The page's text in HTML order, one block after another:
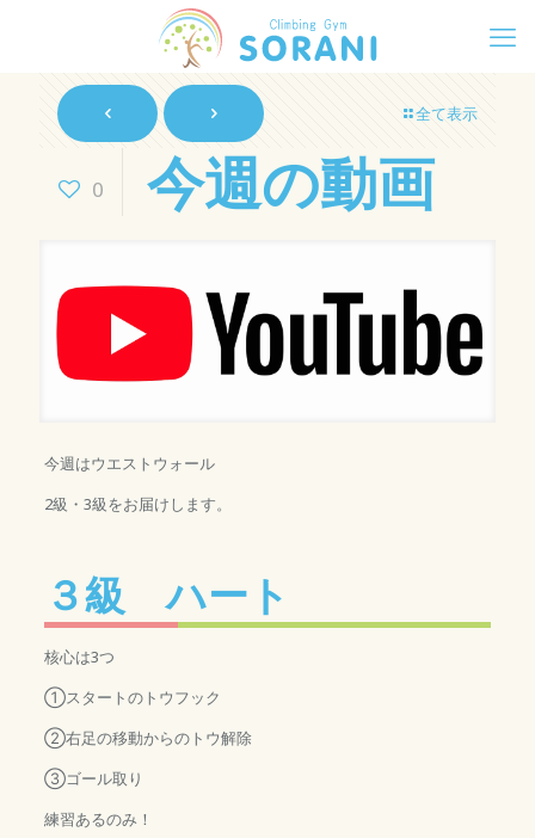
全て表示
0 今週の動画
今週はウエストウォール
2級・3級をお届けします。
３級 ハート
核心は3つ
①スタートのトウフック
②右足の移動からのトウ解除
③ゴール取り
練習あるのみ！